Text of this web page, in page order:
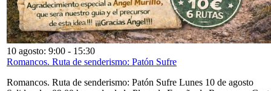
10 agosto: 9:00 - 15:30
Romancos. Ruta de senderismo: Patón Sufre
Romancos. Ruta de senderismo: Patón Sufre Lunes 10 de agosto